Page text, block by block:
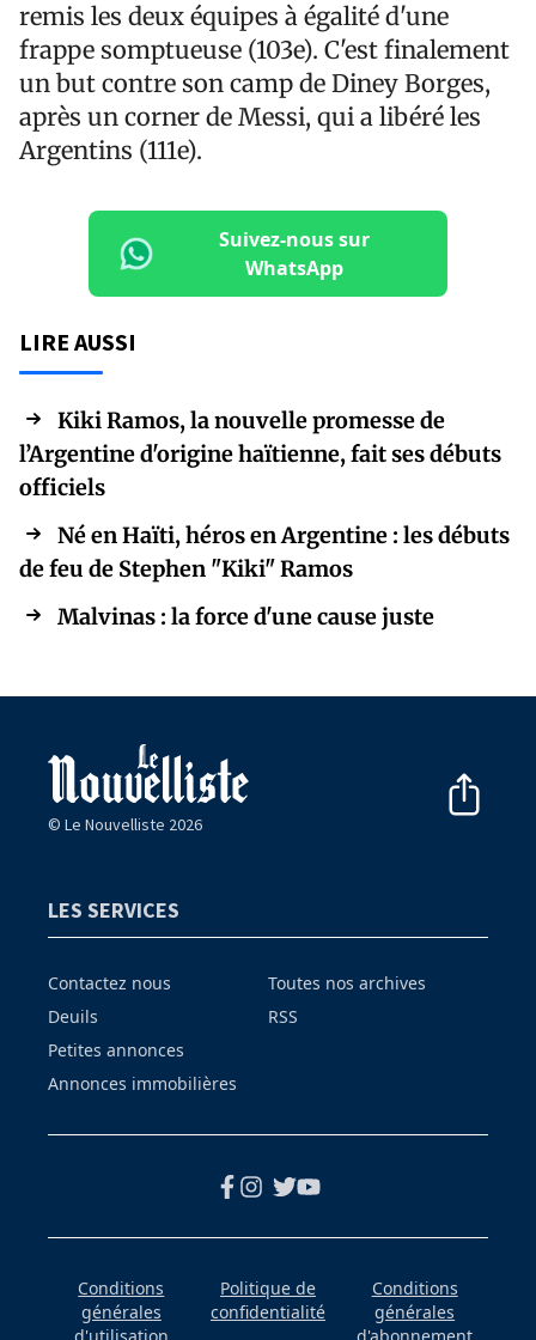
remis les deux équipes à égalité d'une
frappe somptueuse (103e). C'est finalement
un but contre son camp de Diney Borges,
après un corner de Messi, qui a libéré les
Argentins (111e).
Suivez-nous sur
WhatsApp
LIRE AUSSI
Kiki Ramos, la nouvelle promesse de
l’Argentine d'origine haïtienne, fait ses débuts
officiels
Né en Haïti, héros en Argentine : les débuts
de feu de Stephen "Kiki" Ramos
Malvinas : la force d'une cause juste
© Le Nouvelliste 2026
LES SERVICES
Contactez nous
Deuils
Petites annonces
Annonces immobilières
Toutes nos archives
RSS
Conditions
générales
Politique de
confidentialité
Conditions
générales